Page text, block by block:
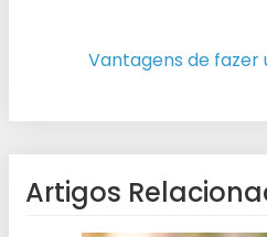
Vantagens de
Artigos